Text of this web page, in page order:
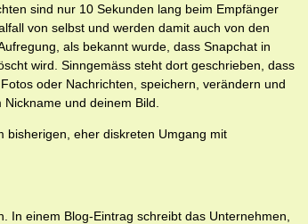
sind nur 10 Sekunden lang beim Empfänger
von selbst und werden damit auch von den
als bekannt wurde, dass Snapchat in
wird. Sinngemäss steht dort geschrieben, dass
oder Nachrichten, speichern, verändern und
und deinem Bild.
bisherigen, eher diskreten Umgang mit
In einem Blog-Eintrag schreibt das Unternehmen,